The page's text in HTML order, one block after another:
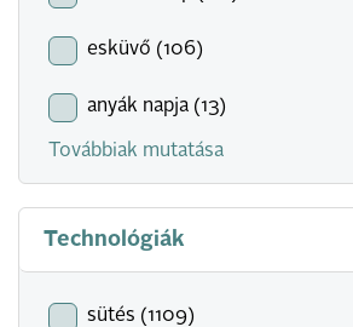
esküvő (106)
anyák napja (13)
Továbbiak mutatása
Technológiák
sütés (1109)